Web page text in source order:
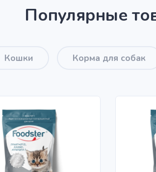
Популярные
Кошки Корма для собак